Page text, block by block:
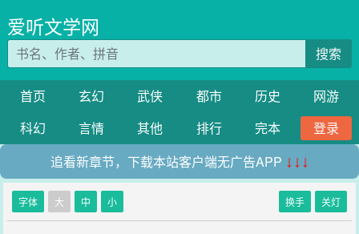
爱听文学网
搜索
首页 玄幻 武侠 都市 历史
网游
科幻
言情 其他 排行 完本
登录
追看新章节，下载本站客户端无广告APP ↓↓↓
字体 大 中 小 换手 关灯